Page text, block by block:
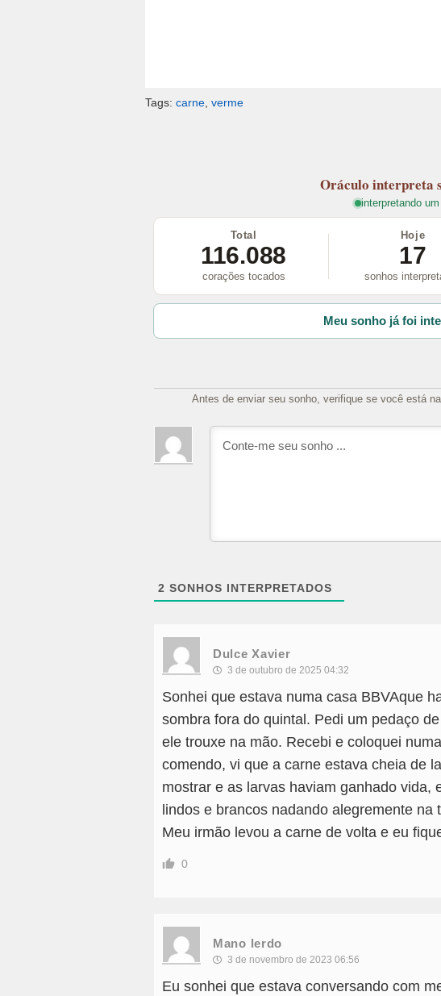
Tags: carne verme
Oráculo interpreta
interpretando
Total
116.088
corações tocados
Hoje
17
sonhos
Meu sonho já foi
Antes de enviar seu sonho, verifique se você está
2 SONHOS INTERPRETADOS
Dulce Xavier
3 de outubro de 2025 04:32
Sonhei que estava numa casa BBVAque
sombra fora do quintal. Pedi um pedaço
ele trouxe na mão. Recebi e coloquei
comendo, vi que a carne estava cheia de
mostrar e as larvas haviam ganhado vida,
lindos e brancos nadando alegremente na
Meu irmão levou a carne de volta e eu
0
Mano lerdo
3 de novembro de 2023 06:56
Eu sonhei que estava conversando com